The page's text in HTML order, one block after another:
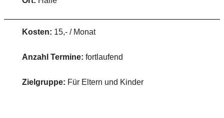
Kosten: 15,- / Monat
Anzahl Termine: fortlaufend
Zielgruppe: Für Eltern und Kinder